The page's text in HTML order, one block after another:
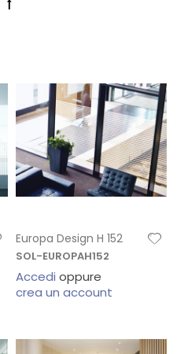
Europa Design H 152
SOL-EUROPAH152
Accedi oppure
crea un account